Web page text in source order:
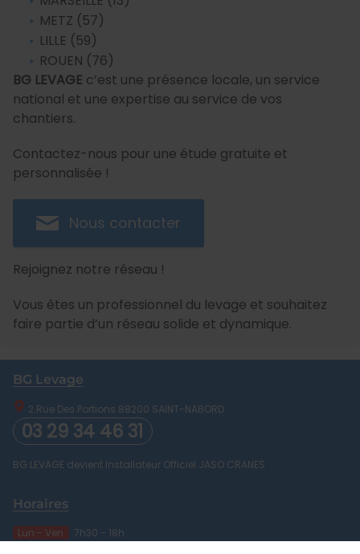
METZ (57)
LILLE (59)
ROUEN (76)
BG LEVAGE c’est une présence locale, un service
national et une expertise au service de vos
chantiers.
Contactez-nous pour une étude gratuite et
personnalisée !
Nous contacter
Rejoignez notre réseau !
Vous êtes un professionnel du levage et souhaitez
faire partie d’un réseau solide et dynamique.
BG Levage
2 Rue Des Portions 88200 SAINT-NABORD
03 29 34 46 31
BG LEVAGE devient Installateur Officiel JASO CRANES
Horaires
Lun - Ven 7h30 - 18h